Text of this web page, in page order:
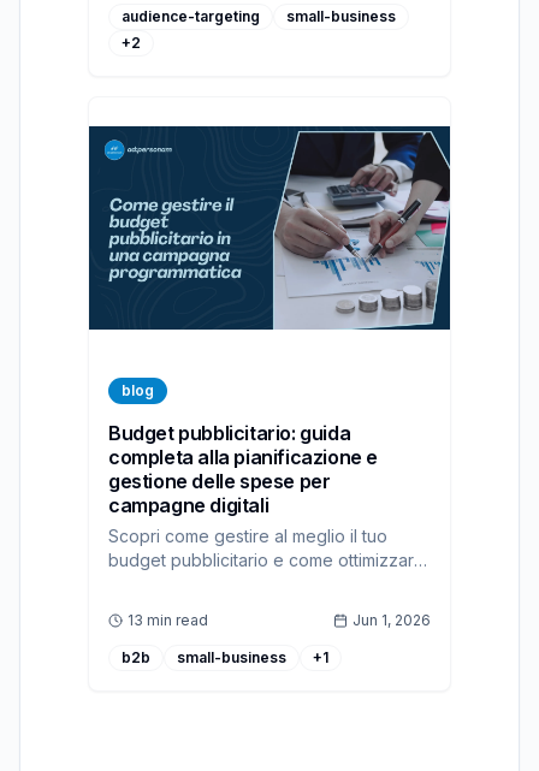
audience-targeting
small-business
+2
blog
Budget pubblicitario: guida
completa alla pianificazione e
gestione delle spese per
campagne digitali
Scopri come gestire al meglio il tuo
budget pubblicitario e come ottimizzare
13 min read Jun 1, 2026
b2b small-business +1